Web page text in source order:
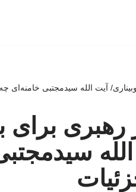
آیت الله سیدمجتبی خامنه‌ای
برای
الله